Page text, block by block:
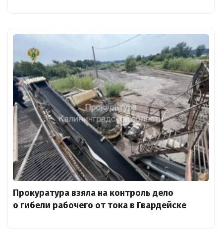
Прокуратура взяла на контроль дело
о гибели рабочего от тока в Гвардейске